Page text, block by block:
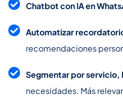
Chatbot con IA en
Automatizar
recomendaciones
Segmentar por servicio,
necesidades. Más